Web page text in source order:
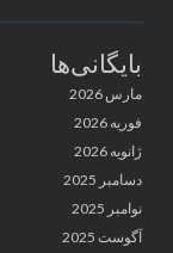
بایگانی‌ها
مارس 2026
فوریه 2026
ژانویه 2026
دسامبر 2025
نوامبر 2025
آگوست 2025